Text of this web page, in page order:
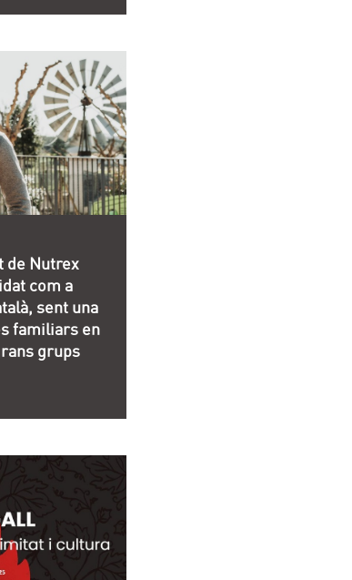
de Nutrex
com a
sent una
familiars en
grups